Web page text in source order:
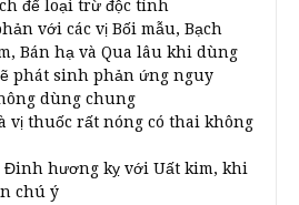
để loại trừ độc tính
với các vị Bối mẫu, Bạch
Bán hạ và Qua lâu khi dùng
phát sinh phản ứng nguy
dùng chung
vị thuốc rất nóng có thai không
Đinh hương kỵ với Uất kim, khi
chú ý